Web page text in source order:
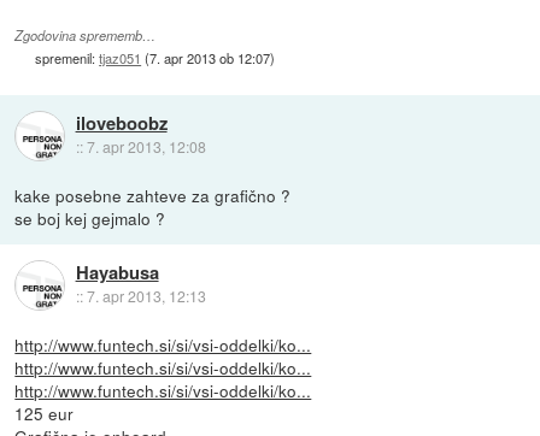
Zgodovina sprememb…
spremenil:tjaz051 (7. apr 2013 ob 12:07)
iloveboobz
::7. apr 2013, 12:08
kake posebne zahteve za grafično ?
se boj kej gejmalo ?
Hayabusa
::7. apr 2013, 12:13
http://www.funtech.si/si/vsi-oddelki/ko...
http://www.funtech.si/si/vsi-oddelki/ko...
http://www.funtech.si/si/vsi-oddelki/ko...
125 eur